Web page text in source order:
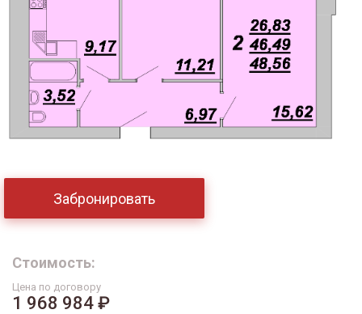
Забронировать
Стоимость:
Цена по договору
1 968 984 ₽